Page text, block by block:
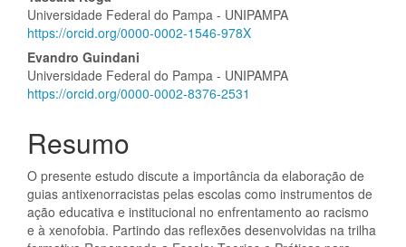
principal
Universidade Federal do Pampa - UNIPAMPA
https://orcid.org/0000-0002-1546-978X
Evandro Guindani
Universidade Federal do Pampa - UNIPAMPA
https://orcid.org/0000-0002-8376-2531
Resumo
O presente estudo discute a importância da elaboração de
guias antixenorracistas pelas escolas como instrumentos de
ação educativa e institucional no enfrentamento ao racismo
e à xenofobia. Partindo das reflexões desenvolvidas na trilha